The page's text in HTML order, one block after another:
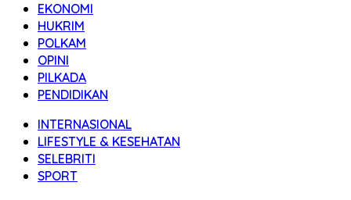
EKONOMI
HUKRIM
POLKAM
OPINI
PILKADA
PENDIDIKAN
INTERNASIONAL
LIFESTYLE & KESEHATAN
SELEBRITI
SPORT